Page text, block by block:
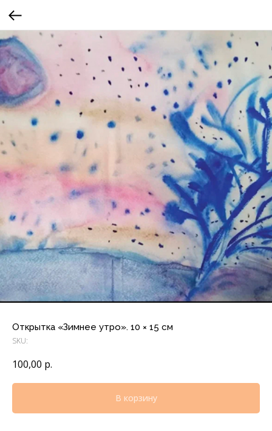
Открытка «Зимнее утро». 10 × 15 см
SKU:
100,00 р.
В корзину